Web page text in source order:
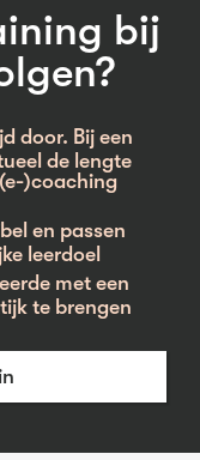
bij
door. Bij een
de lengte
)coaching
en passen
leerdoel
met een
te brengen